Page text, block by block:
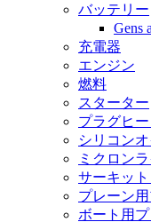
バッテリー
Gens
充電器
エンジン
燃料
スターター
プラグヒ
シリコン
ミクロン
サーキット
プレーン
ボート用